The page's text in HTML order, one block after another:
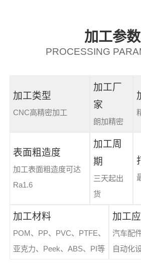
加工参数
PROCESSING
加工类型
CNC高精密加工
加工厂
家
朗加精密
表面粗造度
加工表面粗造度可达
Ra1.6
加工周
期
三天起出
货
加工材料
POM、PP、PVC、PTFE、
亚克力、Peek、ABS、PI等
加工
汽车配
自动化